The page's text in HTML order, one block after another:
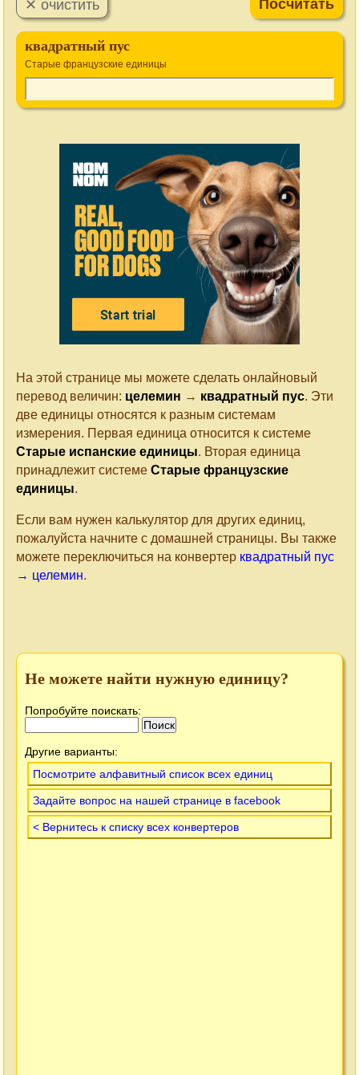
квадратный пус
Старые французские единицы
На этой странице мы можете сделать онлайновый
перевод величин: целемин → квадратный пус. Эти
две единицы относятся к разным системам
измерения. Первая единица относится к системе
Старые испанские единицы. Вторая единица
принадлежит системе Старые французские
единицы.
Если вам нужен калькулятор для других единиц,
пожалуйста начните с домашней страницы. Вы также
можете переключиться на конвертер квадратный пус
→ целемин.
Не можете найти нужную единицу?
Попробуйте поискать:
Другие варианты:
Посмотрите алфавитный список всех единиц
Задайте вопрос на нашей странице в facebook
< Вернитесь к списку всех конвертеров